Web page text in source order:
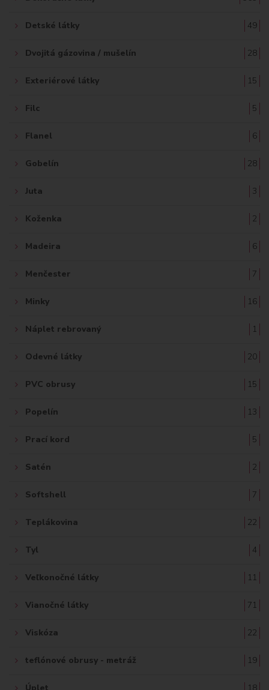
Detské látky 49
Dvojitá gázovina / mušelín 28
Exteriérové látky 15
Filc 5
Flanel 6
Gobelín 28
Juta 3
Koženka 2
Madeira 6
Menčester 7
Minky 16
Náplet rebrovaný 1
Odevné látky 20
PVC obrusy 15
Popelín 13
Prací kord 5
Satén 2
Softshell 7
Teplákovina 22
Tyl 4
Veľkonočné látky 11
Vianočné látky 71
Viskóza 22
teflónové obrusy - metráž 19
Úplet 18